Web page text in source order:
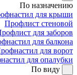
По назначению
для крыши
Профлист стеновой
для заборов
для балкона
для ворот
для опалубки
По виду